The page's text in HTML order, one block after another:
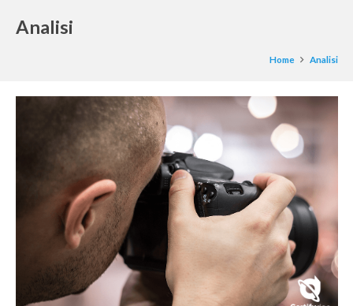
Analisi
Home Analisi